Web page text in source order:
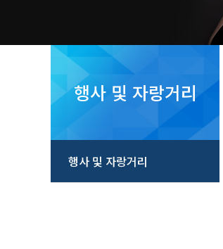
행사 및 자랑거리
행사 및 자랑거리